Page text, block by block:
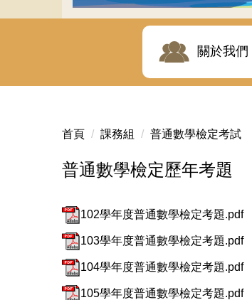
關於我們
首頁 課務組 普通數學檢定考試
普通數學檢定歷年考題
102學年度普通數學檢定考題.pdf
103學年度普通數學檢定考題.pdf
104學年度普通數學檢定考題.pdf
105學年度普通數學檢定考題.pdf